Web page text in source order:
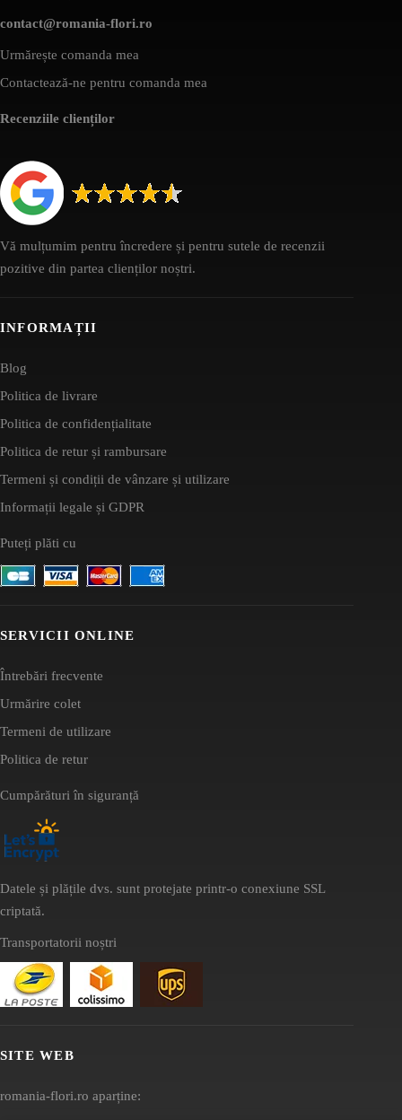
contact@romania-flori.ro
Urmărește comanda mea
Contactează-ne pentru comanda mea
Recenziile clienților
Vă mulțumim pentru încredere și pentru sutele de recenzii
pozitive din partea clienților noștri.
INFORMAȚII
Blog
Politica de livrare
Politica de confidențialitate
Politica de retur și rambursare
Termeni și condiții de vânzare și utilizare
Informații legale și GDPR
Puteți plăti cu
SERVICII ONLINE
Întrebări frecvente
Urmărire colet
Termeni de utilizare
Politica de retur
Cumpărături în siguranță
Datele și plățile dvs. sunt protejate printr-o conexiune SSL
criptată.
Transportatorii noștri
SITE WEB
romania-flori.ro aparține: